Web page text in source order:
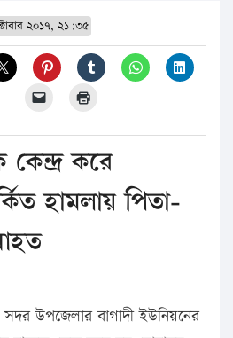
২০১৭, ২১:৩৫
কেন্দ্র করে
হামলায় পিতা-
উপজেলার বাগাদী ইউনিয়নের